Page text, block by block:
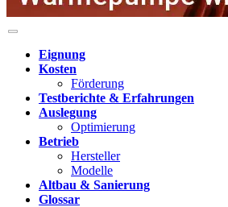
Eignung
Kosten
Förderung
Testberichte & Erfahrungen
Auslegung
Optimierung
Betrieb
Hersteller
Modelle
Altbau & Sanierung
Glossar